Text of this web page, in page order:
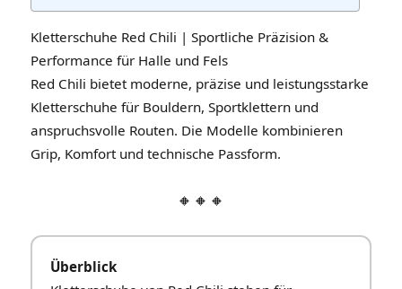
Kletterschuhe Red Chili | Sportliche Präzision &
Performance für Halle und Fels
Red Chili bietet moderne, präzise und leistungsstarke
Kletterschuhe für Bouldern, Sportklettern und
anspruchsvolle Routen. Die Modelle kombinieren
Grip, Komfort und technische Passform.
🔸🔸🔸
Überblick